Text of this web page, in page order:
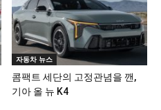
자동차 뉴스
콤팩트 세단의 고정관념을 깬,
기아 올 뉴 K4